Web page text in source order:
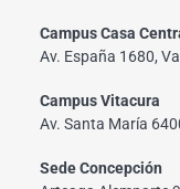
Campus Casa
Av. España 1680,
Campus Vitacura
Av. Santa María
Sede Concepción